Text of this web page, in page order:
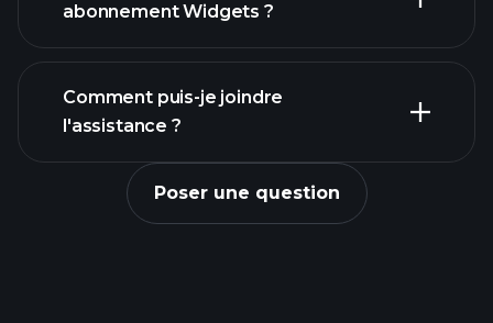
abonnement Widgets ?
Comment puis-je joindre
l'assistance ?
Poser une question